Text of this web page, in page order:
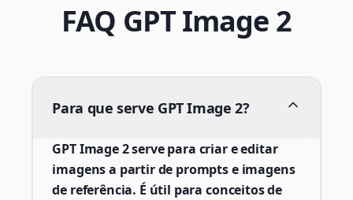
FAQ GPT Image 2
Para que serve GPT Image 2?
GPT Image 2 serve para criar e editar
imagens a partir de prompts e imagens
de referência. É útil para conceitos de